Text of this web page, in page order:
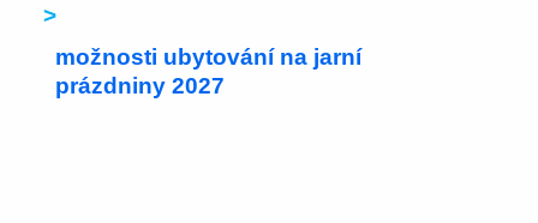
>
možnosti ubytování na jarní
prázdniny 2027